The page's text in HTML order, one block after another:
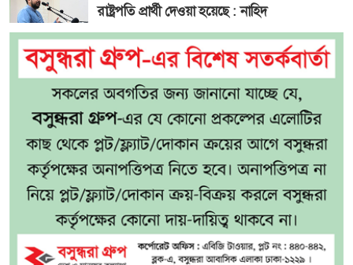
রাষ্ট্রপতি প্রার্থী দেওয়া হয়েছে : নাহিদ